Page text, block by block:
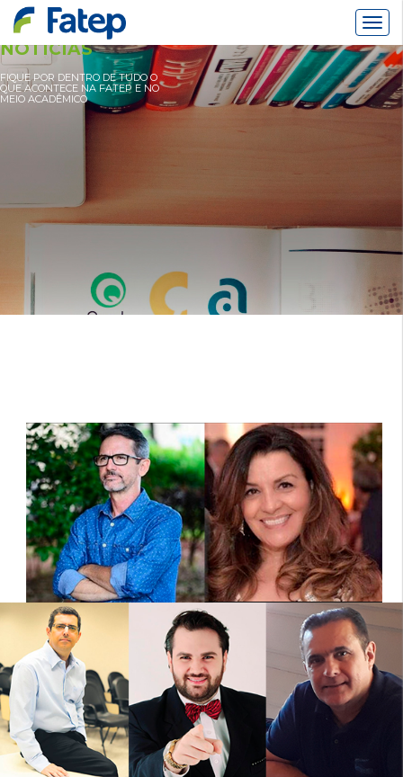
NOTÍCIAS
FIQUE POR DENTRO DE TUDO O
QUE ACONTECE NA FATEP E NO
MEIO ACADÊMICO